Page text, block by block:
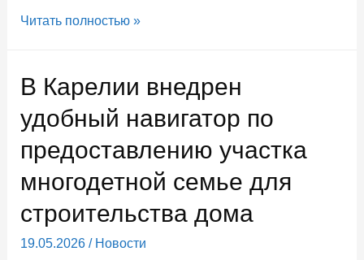
Уже
работодателей
приняли
участие
во
Всероссийском
опросе
потребности
кадрах
Читать полностью »
В Карелии внедрен
удобный навигатор по
предоставлению участка
многодетной семье для
строительства дома
19.05.2026/ Новости